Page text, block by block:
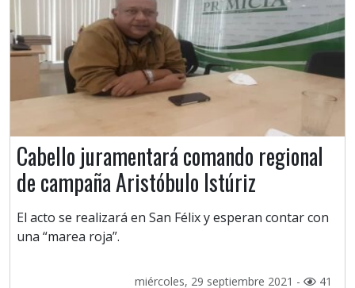
Cabello juramentará comando regional
de campaña Aristóbulo Istúriz
El acto se realizará en San Félix y esperan contar con
una “marea roja”.
miércoles, 29 septiembre 2021 - 41